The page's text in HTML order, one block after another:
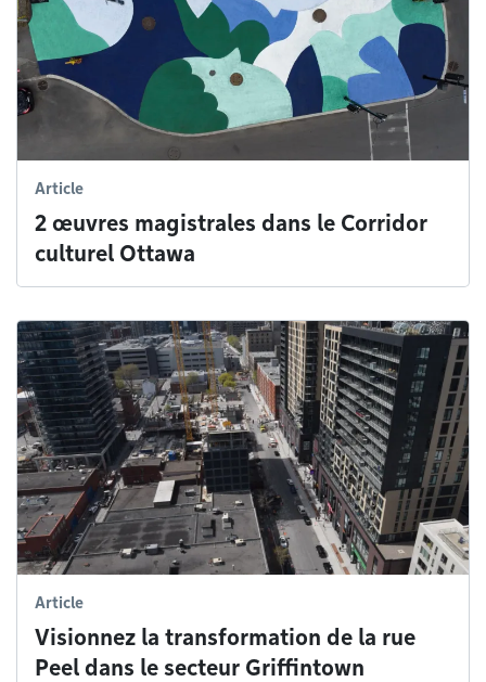
Article
2 œuvres magistrales dans le Corridor
culturel Ottawa
Article
Visionnez la transformation de la rue
Peel dans le secteur Griffintown